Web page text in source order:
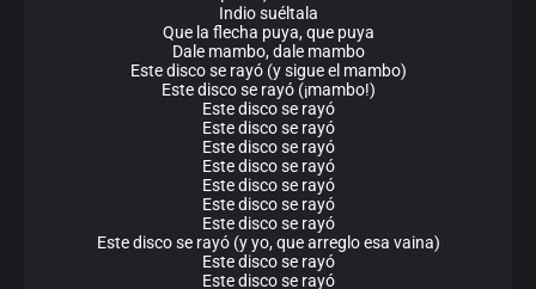
Indio suéltala
Que la flecha puya, que puya
Dale mambo, dale mambo
Este disco se rayó (y sigue el mambo)
Este disco se rayó (¡mambo!)
Este disco se rayó
Este disco se rayó
Este disco se rayó
Este disco se rayó
Este disco se rayó
Este disco se rayó
Este disco se rayó
Este disco se rayó (y yo, que arreglo esa vaina)
Este disco se rayó
Este disco se rayó